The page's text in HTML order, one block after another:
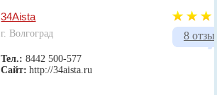
8
34Aista
г. Волгоград
Тел.:8442 500-577
Сайт: http://34aista.ru